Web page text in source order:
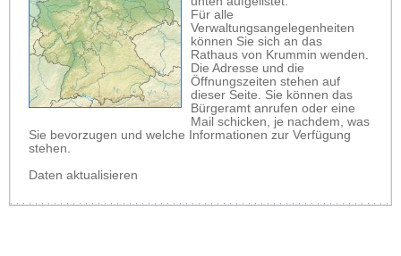
Für alle
Verwaltungsangelegenheiten
können Sie sich an das
Rathaus von Krummin wenden.
Die Adresse und die
Öffnungszeiten stehen auf
dieser Seite. Sie können das
Bürgeramt anrufen oder eine
Mail schicken, je nachdem, was
Sie bevorzugen und welche Informationen zur Verfügung
stehen.
Daten aktualisieren